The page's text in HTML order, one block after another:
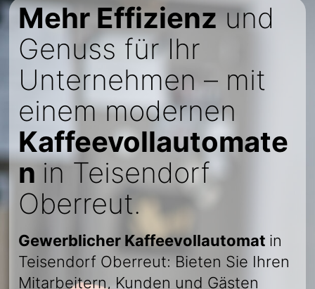
Mehr Effizienz und
Genuss für Ihr
Unternehmen – mit
einem modernen
Kaffeevollautomate
nin Teisendorf
Oberreut.
Gewerblicher Kaffeevollautomat in
Teisendorf Oberreut: Bieten Sie Ihren
Mitarbeitern, Kunden und Gästen